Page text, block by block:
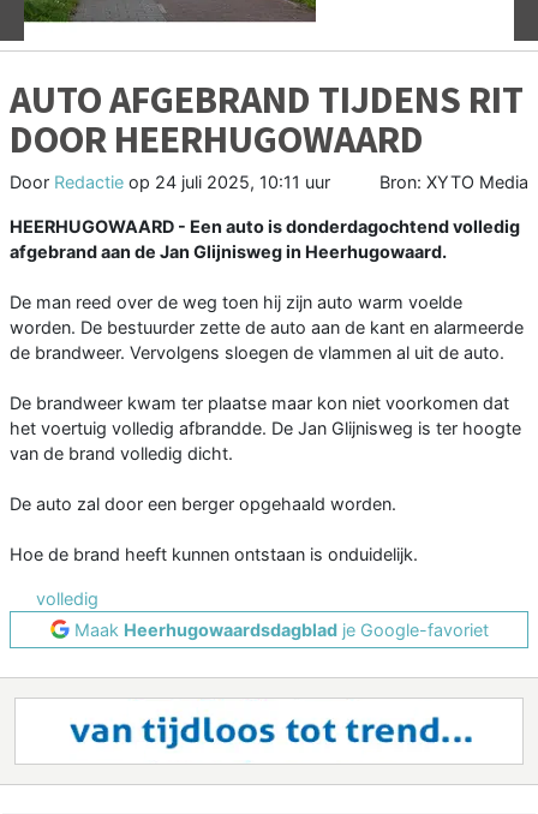
AUTO AFGEBRAND TIJDENS RIT
DOOR HEERHUGOWAARD
Door Redactie op 24 juli 2025, 10:11 uur Bron: XYTO Media
HEERHUGOWAARD - Een auto is donderdagochtend volledig
afgebrand aan de Jan Glijnisweg in Heerhugowaard.
De man reed over de weg toen hij zijn auto warm voelde
worden. De bestuurder zette de auto aan de kant en alarmeerde
de brandweer. Vervolgens sloegen de vlammen al uit de auto.
De brandweer kwam ter plaatse maar kon niet voorkomen dat
het voertuig volledig afbrandde. De Jan Glijnisweg is ter hoogte
van de brand volledig dicht.
De auto zal door een berger opgehaald worden.
Hoe de brand heeft kunnen ontstaan is onduidelijk.
volledig
Maak Heerhugowaardsdagbladje Google-favoriet